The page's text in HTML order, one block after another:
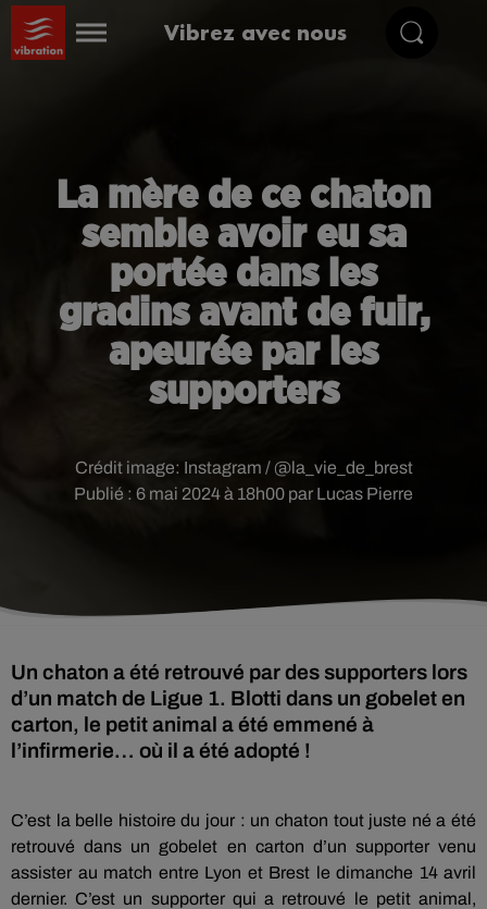
Vibrez avec nous
La mère de ce chaton
semble avoir eu sa
portée dans les
gradins avant de fuir,
apeurée par les
supporters
Publié : 6 mai 2024 à 18h00 par Lucas Pierre
Crédit image: Instagram / @la_vie_de_brest
Un chaton a été retrouvé par des supporters lors
d’un match de Ligue 1. Blotti dans un gobelet en
carton, le petit animal a été emmené à
l’infirmerie… où il a été adopté !
C’est la belle histoire du jour : un chaton tout juste né a été
retrouvé dans un gobelet en carton d’un supporter venu
assister au match entre Lyon et Brest le dimanche 14 avril
dernier. C’est un supporter qui a retrouvé le petit animal,